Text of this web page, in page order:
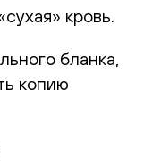
кровь.
бланка,
копию